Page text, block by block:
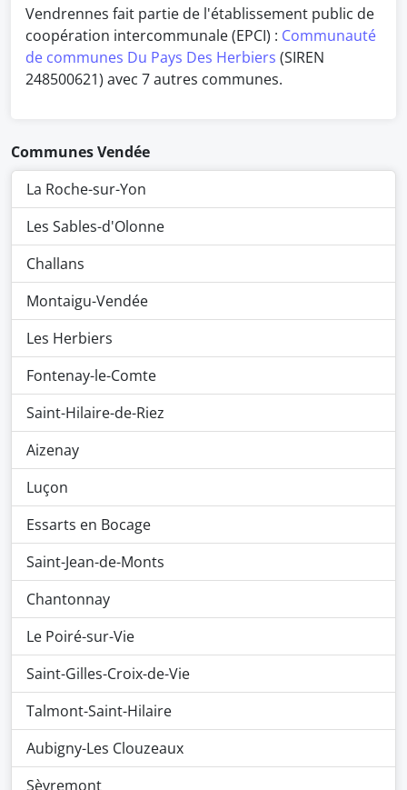
Vendrennes fait partie de l'établissement public de
coopération intercommunale (EPCI) : Communauté
de communes Du Pays Des Herbiers (SIREN
248500621) avec 7 autres communes.
Communes Vendée
La Roche-sur-Yon
Les Sables-d'Olonne
Challans
Montaigu-Vendée
Les Herbiers
Fontenay-le-Comte
Saint-Hilaire-de-Riez
Aizenay
Luçon
Essarts en Bocage
Saint-Jean-de-Monts
Chantonnay
Le Poiré-sur-Vie
Saint-Gilles-Croix-de-Vie
Talmont-Saint-Hilaire
Aubigny-Les Clouzeaux
Sèvremont